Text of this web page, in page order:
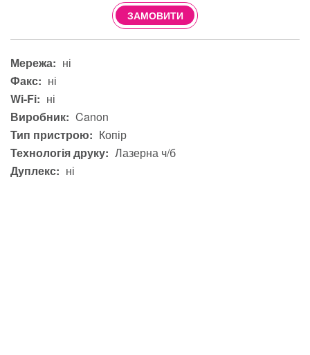
ЗАМОВИТИ
Мережа: ні
Факс: ні
Wi-Fi: ні
Виробник: Canon
Тип пристрою: Копір
Технологія друку: Лазерна ч/б
Дуплекс: ні